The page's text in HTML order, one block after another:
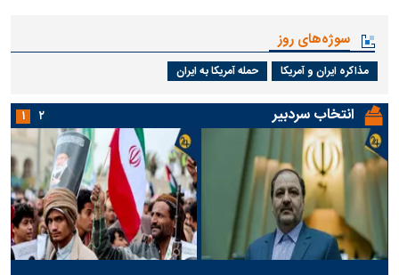
سوژه‌های روز
مذاکره ایران و آمریکا حمله آمریکا به ایران
انتخاب سردبیر ۱ ۲